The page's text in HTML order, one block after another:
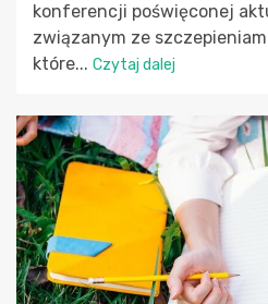
konferencji poświęconej
związanym ze
które... Czytaj dalej